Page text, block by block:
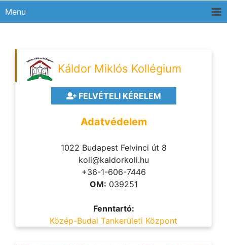
Menu
Káldor Miklós Kollégium
FELVÉTELI KÉRELEM
Adatvédelem
1022 Budapest Felvinci út 8
koli@kaldorkoli.hu
+36-1-606-7446
OM: 039251
Fenntartó:
Közép-Budai Tankerületi Központ